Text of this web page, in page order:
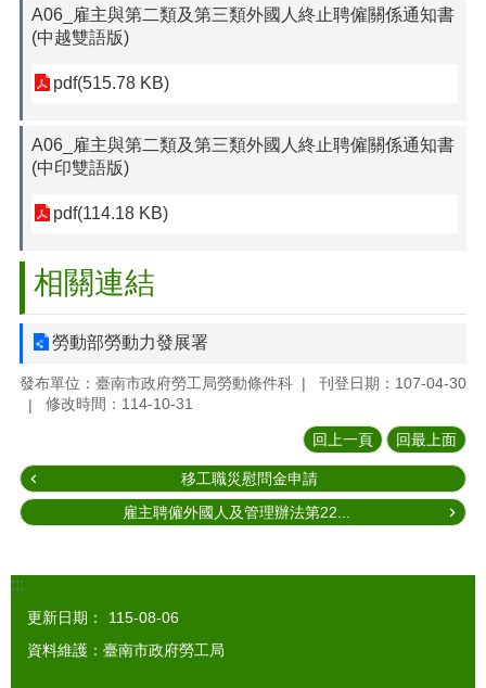
A06_雇主與第二類及第三類外國人終止聘僱關係通知書
(中越雙語版)
pdf(515.78 KB)
A06_雇主與第二類及第三類外國人終止聘僱關係通知書
(中印雙語版)
pdf(114.18 KB)
相關連結
勞動部勞動力發展署
發布單位：臺南市政府勞工局勞動條件科
刊登日期：107-04-30
修改時間：114-10-31
回上一頁 回最上面
移工職災慰問金申請
雇主聘僱外國人及管理辦法第22...
:::
更新日期：
115-08-06
資料維護：臺南市政府勞工局